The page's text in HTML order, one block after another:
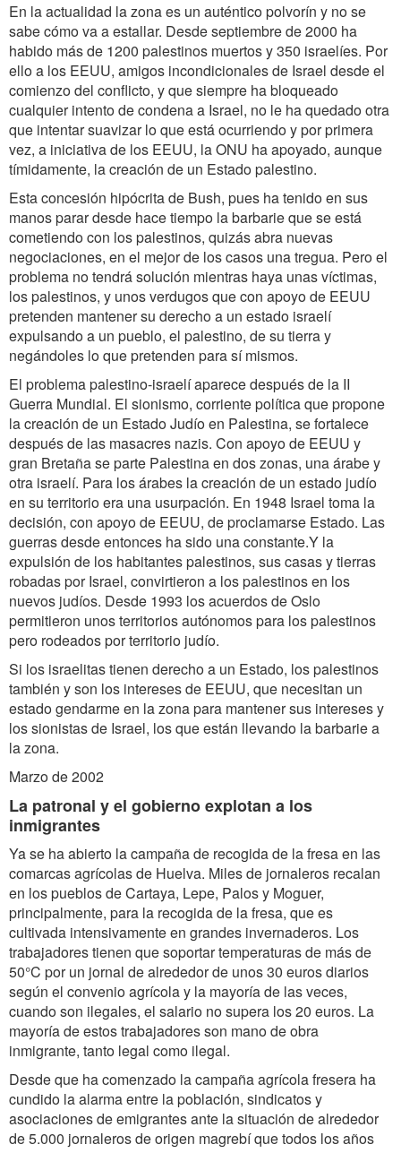
En la actualidad la zona es un auténtico polvorín y no se
sabe cómo va a estallar. Desde septiembre de 2000 ha
habido más de 1200 palestinos muertos y 350 israelíes. Por
ello a los EEUU, amigos incondicionales de Israel desde el
comienzo del conflicto, y que siempre ha bloqueado
cualquier intento de condena a Israel, no le ha quedado otra
que intentar suavizar lo que está ocurriendo y por primera
vez, a iniciativa de los EEUU, la ONU ha apoyado, aunque
tímidamente, la creación de un Estado palestino.
Esta concesión hipócrita de Bush, pues ha tenido en sus
manos parar desde hace tiempo la barbarie que se está
cometiendo con los palestinos, quizás abra nuevas
negociaciones, en el mejor de los casos una tregua. Pero el
problema no tendrá solución mientras haya unas víctimas,
los palestinos, y unos verdugos que con apoyo de EEUU
pretenden mantener su derecho a un estado israelí
expulsando a un pueblo, el palestino, de su tierra y
negándoles lo que pretenden para sí mismos.
El problema palestino-israelí aparece después de la II
Guerra Mundial. El sionismo, corriente política que propone
la creación de un Estado Judío en Palestina, se fortalece
después de las masacres nazis. Con apoyo de EEUU y
gran Bretaña se parte Palestina en dos zonas, una árabe y
otra israelí. Para los árabes la creación de un estado judío
en su territorio era una usurpación. En 1948 Israel toma la
decisión, con apoyo de EEUU, de proclamarse Estado. Las
guerras desde entonces ha sido una constante.Y la
expulsión de los habitantes palestinos, sus casas y tierras
robadas por Israel, convirtieron a los palestinos en los
nuevos judíos. Desde 1993 los acuerdos de Oslo
permitieron unos territorios autónomos para los palestinos
pero rodeados por territorio judío.
Si los israelitas tienen derecho a un Estado, los palestinos
también y son los intereses de EEUU, que necesitan un
estado gendarme en la zona para mantener sus intereses y
los sionistas de Israel, los que están llevando la barbarie a
la zona.
Marzo de 2002
La patronal y el gobierno explotan a los
inmigrantes
Ya se ha abierto la campaña de recogida de la fresa en las
comarcas agrícolas de Huelva. Miles de jornaleros recalan
en los pueblos de Cartaya, Lepe, Palos y Moguer,
principalmente, para la recogida de la fresa, que es
cultivada intensivamente en grandes invernaderos. Los
trabajadores tienen que soportar temperaturas de más de
50°C por un jornal de alrededor de unos 30 euros diarios
según el convenio agrícola y la mayoría de las veces,
cuando son ilegales, el salario no supera los 20 euros. La
mayoría de estos trabajadores son mano de obra
inmigrante, tanto legal como ilegal.
Desde que ha comenzado la campaña agrícola fresera ha
cundido la alarma entre la población, sindicatos y
asociaciones de emigrantes ante la situación de alrededor
de 5.000 jornaleros de origen magrebí que todos los años